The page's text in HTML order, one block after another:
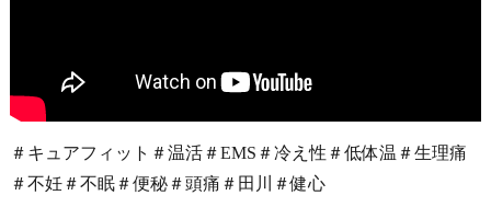
＃キュアフィット＃温活＃EMS＃冷え性＃低体温＃生理痛
＃不妊＃不眠＃便秘＃頭痛＃田川＃健心